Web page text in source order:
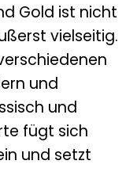
Gold ist nicht
vielseitig.
und
und
fügt sich
und setzt